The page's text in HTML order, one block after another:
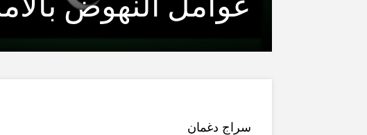
سراج دغمان